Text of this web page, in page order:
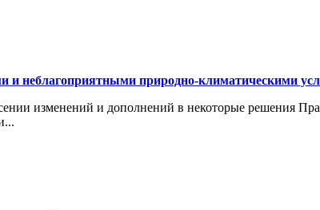
и неблагоприятными природно-климатическими
изменений и дополнений в некоторые решения